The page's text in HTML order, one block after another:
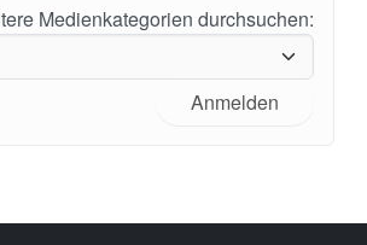
Medienkategorien durchsuchen:
Anmelden